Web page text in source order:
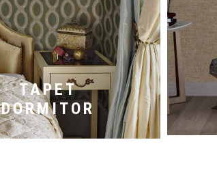
TAPET
DORMITOR